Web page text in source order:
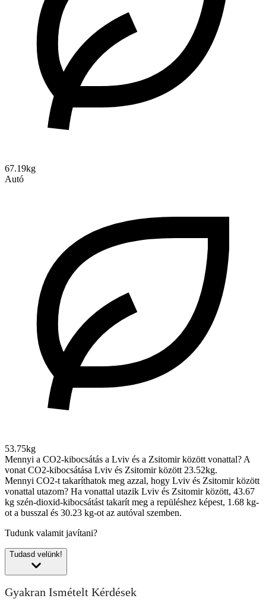
67.19kg
Autó
53.75kg
Mennyi a CO2-kibocsátás a Lviv és a Zsitomir között vonattal?A
vonat CO2-kibocsátása Lviv és Zsitomir között 23.52kg.
Mennyi CO2-t takaríthatok meg azzal, hogy Lviv és Zsitomir között
vonattal utazom? Ha vonattal utazik Lviv és Zsitomir között, 43.67
kg szén-dioxid-kibocsátást takarít meg a repüléshez képest, 1.68 kg-
ot a busszal és 30.23 kg-ot az autóval szemben.
Tudunk valamit javítani?
Tudasd velünk!
Gyakran Ismételt Kérdések